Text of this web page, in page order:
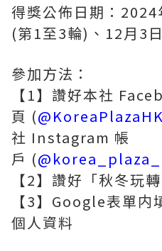
得獎公佈日期：
(第1至3輪)、12月3
參加方法：
【1】讚好本社
頁 (@KoreaPlazaHK
社 Instagram 帳
戶 (
【2】讚好「秋冬玩
【3】Google表單内
個人資料